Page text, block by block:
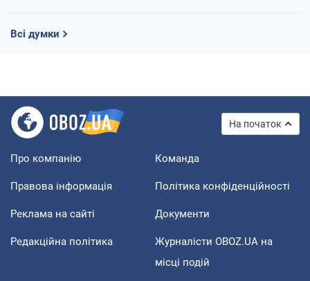
Всі думки
На початок
Про компанію Команда
Правова інформація Політика конфіденційності
Реклама на сайті Документи
Редакційна політика
Журналісти OBOZ.UA на
місці подій